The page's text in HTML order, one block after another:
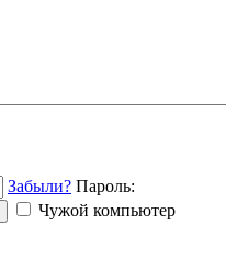
Забыли? Пароль:
Чужой компьютер